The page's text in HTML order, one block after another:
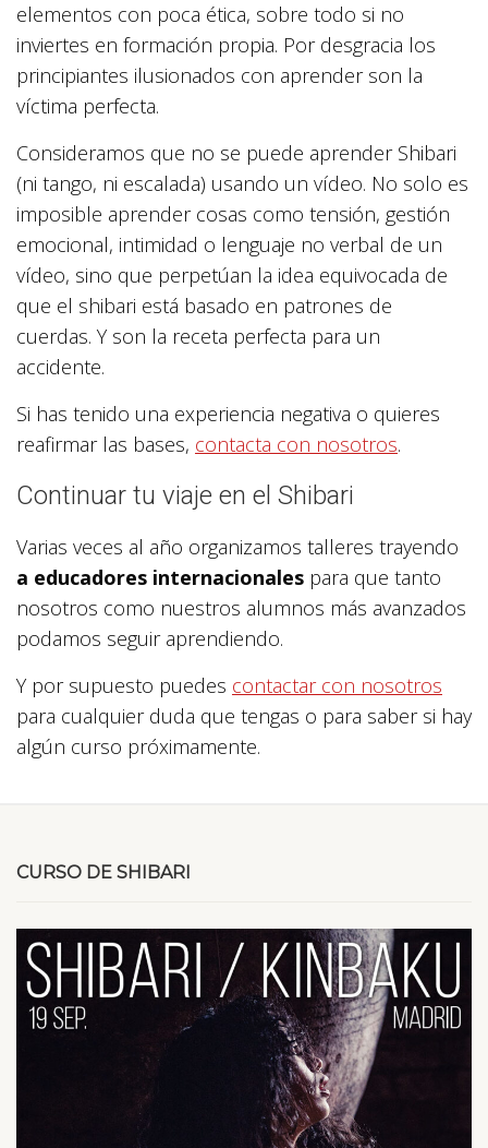
elementos con poca ética, sobre todo si no
inviertes en formación propia. Por desgracia los
principiantes ilusionados con aprender son la
víctima perfecta.
Consideramos que no se puede aprender Shibari
(ni tango, ni escalada) usando un vídeo. No solo es
imposible aprender cosas como tensión, gestión
emocional, intimidad o lenguaje no verbal de un
vídeo, sino que perpetúan la idea equivocada de
que el shibari está basado en patrones de
cuerdas. Y son la receta perfecta para un
accidente.
Si has tenido una experiencia negativa o quieres
reafirmar las bases, contacta con nosotros.
Continuar tu viaje en el Shibari
Varias veces al año organizamos talleres trayendo
a educadores internacionales para que tanto
nosotros como nuestros alumnos más avanzados
podamos seguir aprendiendo.
Y por supuesto puedes contactar con nosotros
para cualquier duda que tengas o para saber si hay
algún curso próximamente.
CURSO DE SHIBARI